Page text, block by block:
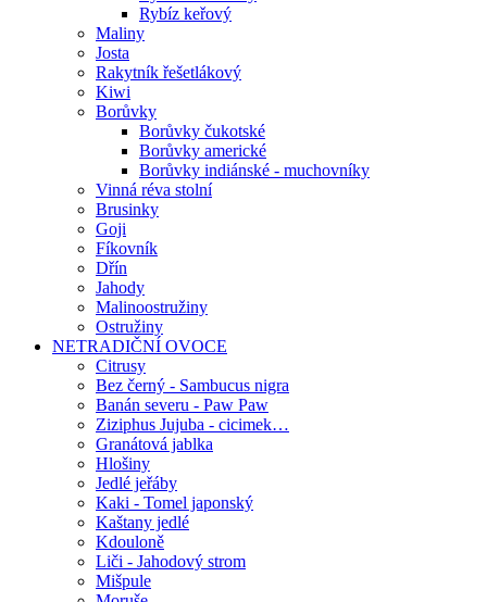
Rybíz keřový
Maliny
Josta
Rakytník řešetlákový
Kiwi
Borůvky
Borůvky čukotské
Borůvky americké
Borůvky indiánské - muchovníky
Vinná réva stolní
Brusinky
Goji
Fíkovník
Dřín
Jahody
Malinoostružiny
Ostružiny
NETRADIČNÍ OVOCE
Citrusy
Bez černý - Sambucus nigra
Banán severu - Paw Paw
Ziziphus Jujuba - cicimek…
Granátová jablka
Hlošiny
Jedlé jeřáby
Kaki - Tomel japonský
Kaštany jedlé
Kdouloně
Liči - Jahodový strom
Mišpule